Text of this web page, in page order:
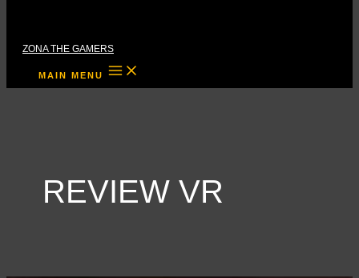
ZONA THE GAMERS
MAIN MENU
REVIEW VR